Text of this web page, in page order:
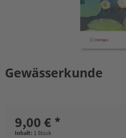
Gewässerkunde
9,00 € *
Inhalt: 1 Stück